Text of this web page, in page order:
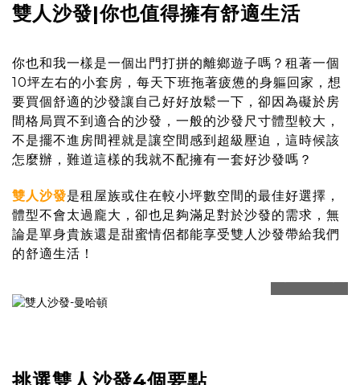
雙人沙發|你也值得擁有舒適生活
你也和我一樣是一個出門打拼的離鄉遊子嗎？租著一個
10坪左右的小套房，每天下班拖著疲憊的身軀回家，想
要買個舒適的沙發讓自己好好放鬆一下，卻因為礙於房
間格局買不到適合的沙發，一般的沙發尺寸體型較大，
不是擺不進房間裡就是讓空間感到超級壓迫，這時候該
怎麼辦，難道這樣的我就不配擁有一套好沙發嗎？
雙人沙發是租屋族或住在較小坪數空間的最佳好選擇，
體型不會太過龐大，卻也足夠滿足對於沙發的需求，無
論是單身貴族還是甜蜜情侶都能享受雙人沙發帶給我們
的舒適生活！
prev next